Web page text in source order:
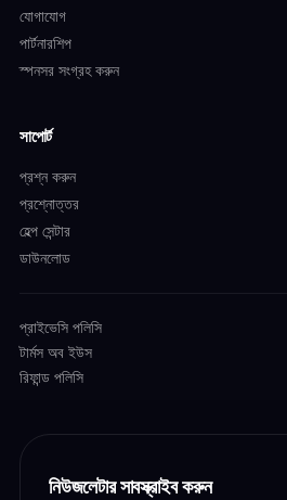
যোগাযোগ
পার্টনারশিপ
স্পনসর সংগ্রহ করুন
সাপোর্ট
প্রশ্ন করুন
প্রশ্নোত্তর
হেল্প সেন্টার
ডাউনলোড
প্রাইভেসি পলিসি
টার্মস অব ইউস
রিফান্ড পলিসি
নিউজলেটার সাবস্ক্রাইব করুন